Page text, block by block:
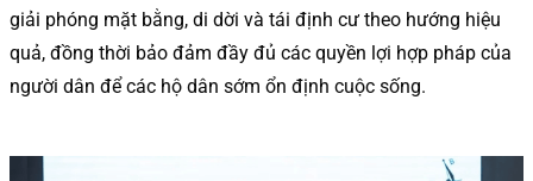
giải phóng mặt bằng, di dời và tái định cư theo hướng hiệu
quả, đồng thời bảo đảm đầy đủ các quyền lợi hợp pháp của
người dân để các hộ dân sớm ổn định cuộc sống.